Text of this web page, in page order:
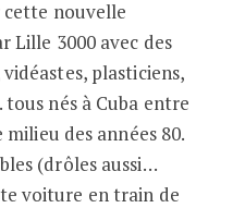
cette nouvelle
Lille 3000 avec des
plasticiens,
nés à Cuba entre
des années 80.
(drôles aussi…
voiture en train de